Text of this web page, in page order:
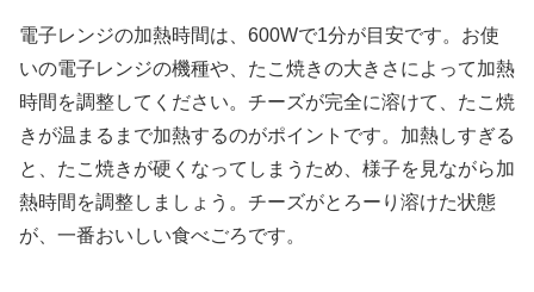
電子レンジの加熱時間は、600Wで1分が目安です。お使
いの電子レンジの機種や、たこ焼きの大きさによって加熱
時間を調整してください。チーズが完全に溶けて、たこ焼
きが温まるまで加熱するのがポイントです。加熱しすぎる
と、たこ焼きが硬くなってしまうため、様子を見ながら加
熱時間を調整しましょう。チーズがとろーり溶けた状態
が、一番おいしい食べごろです。